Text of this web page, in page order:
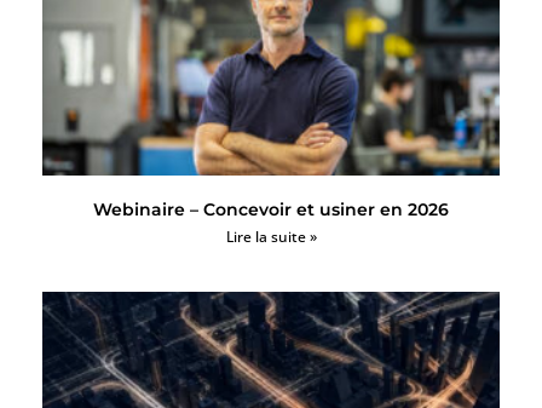
Webinaire – Concevoir et usiner en 2026
Lire la suite »